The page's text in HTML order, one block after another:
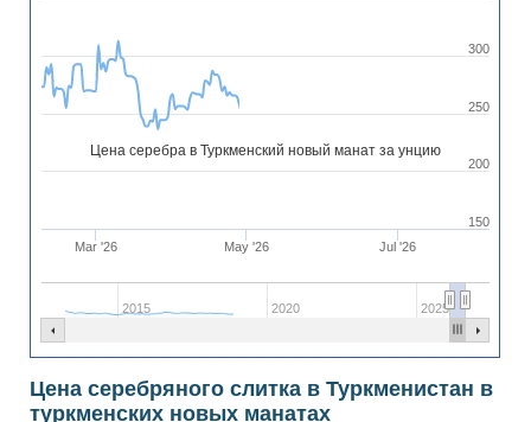
Цена серебра в Туркменский новый манат за унцию
Mar '26 May '26 Jul '26
2015 2020 2025
200
250
300
150
Цена серебряного слитка в Туркменистан в
туркменских новых манатах